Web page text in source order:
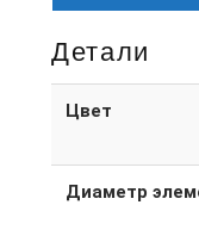
Детали
Цвет
Диаметр